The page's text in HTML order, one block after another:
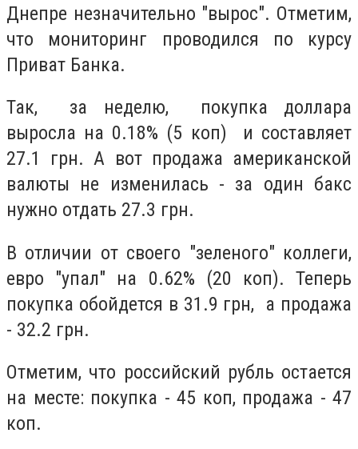
Днепре незначительно "вырос". Отметим,
что мониторинг проводился по курсу
Приват Банка.
Так, за неделю, покупка доллара
выросла на 0.18% (5 коп) и составляет
27.1 грн. А вот продажа американской
валюты не изменилась - за один бакс
нужно отдать 27.3 грн.
В отличии от своего "зеленого" коллеги,
евро "упал" на 0.62% (20 коп). Теперь
покупка обойдется в 31.9 грн, а продажа
- 32.2 грн.
Отметим, что российский рубль остается
на месте: покупка - 45 коп, продажа - 47
коп.